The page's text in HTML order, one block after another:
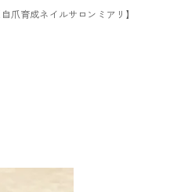
爪育成ネイルサロンミアリ】